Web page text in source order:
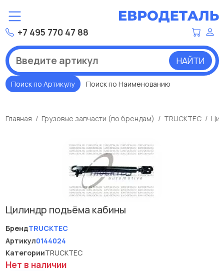
+7 495 770 47 88
НАЙТИ
Поиск по Артикулу Поиск по Наименованию
Главная Грузовые запчасти (по брендам) TRUCKTEC
Цилиндр подъёма кабины
БрендTRUCKTEC
Артикул0144024
КатегорииTRUCKTEC
Нет в наличии